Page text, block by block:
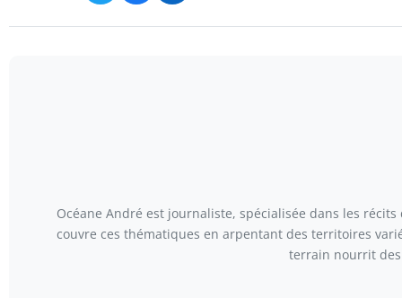
Océane André est journaliste, spécialisée dans les
couvre ces thématiques en arpentant des territoires
terrain nourrit